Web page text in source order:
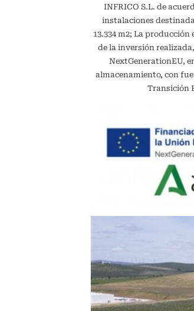
INFRICO S.L. de
instalaciones
13.334 m2; La
de la inversión
NextGenerationEU,
almacenamiento, con
Transición